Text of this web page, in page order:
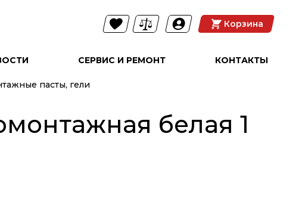
Корзина
СЕРВИС И РЕМОНТ КОНТАКТЫ
пасты, гели
белая 1